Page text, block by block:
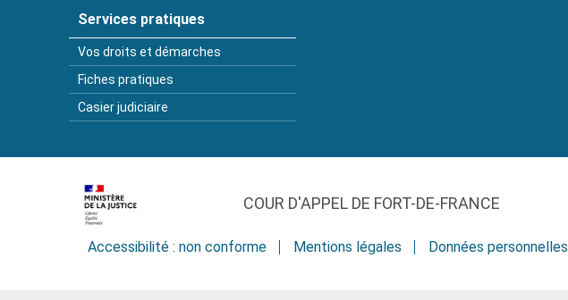
Services pratiques
Vos droits et démarches
Fiches pratiques
Casier judiciaire
COUR D'APPEL DE FORT-DE-FRANCE
Accessibilité : non conforme Mentions légales Données personnelles